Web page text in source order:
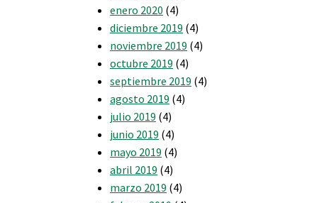
enero 2020 (4)
diciembre 2019 (4)
noviembre 2019 (4)
octubre 2019 (4)
septiembre 2019 (4)
agosto 2019 (4)
julio 2019 (4)
junio 2019 (4)
mayo 2019 (4)
abril 2019 (4)
marzo 2019 (4)